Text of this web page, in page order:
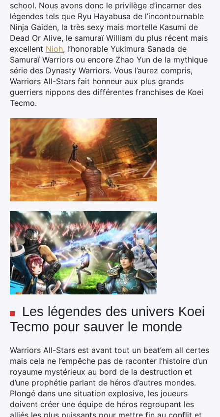
school. Nous avons donc le privilège d’incarner des
légendes tels que Ryu Hayabusa de l’incontournable
Ninja Gaiden, la très sexy mais mortelle Kasumi de
Dead Or Alive, le samuraï William du plus récent mais
excellent Nioh, l’honorable Yukimura Sanada de
Samuraï Warriors ou encore Zhao Yun de la mythique
série des Dynasty Warriors. Vous l’aurez compris,
Warriors All-Stars fait honneur aux plus grands
guerriers nippons des différentes franchises de Koei
Tecmo.
Les légendes des univers Koei
Tecmo pour sauver le monde
Warriors All-Stars est avant tout un beat’em all certes
mais cela ne l’empêche pas de raconter l’histoire d’un
royaume mystérieux au bord de la destruction et
d’une prophétie parlant de héros d’autres mondes.
Plongé dans une situation explosive, les joueurs
doivent créer une équipe de héros regroupant les
alliés les plus puissants pour mettre fin au conflit et